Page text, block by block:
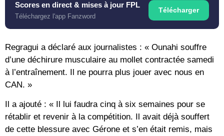
Scores en direct & mises à jour FPL
Téléchargez l'app Fanzword
Télécharger
Regragui a déclaré aux journalistes : « Ounahi souffre
d’une déchirure musculaire au mollet contractée samedi
à l’entraînement. Il ne pourra plus jouer avec nous en
CAN. »
Il a ajouté : « Il lui faudra cinq à six semaines pour se
rétablir et revenir à la compétition. Il avait déjà souffert
de cette blessure avec Gérone et s’en était remis, mais